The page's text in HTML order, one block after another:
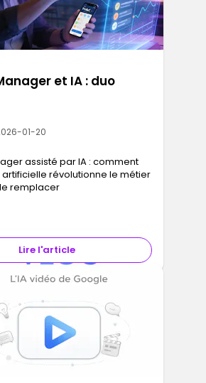
et IA : duo
01-20
assisté par IA : comment
révolutionne le métier
remplacer
Lire l'article